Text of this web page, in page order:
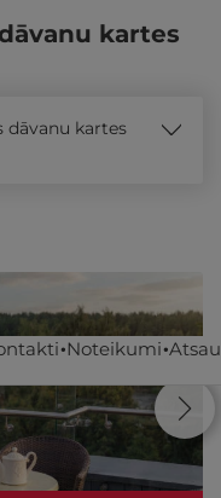
Noteikumi
kartes
dāvanu kartes